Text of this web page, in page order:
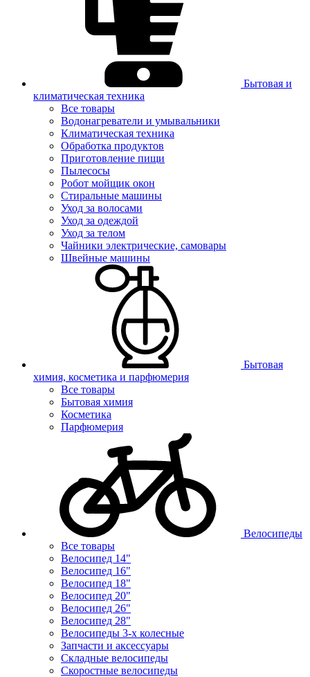
Бытовая и
климатическая техника
Все товары
Водонагреватели и умывальники
Климатическая техника
Обработка продуктов
Приготовление пищи
Пылесосы
Робот мойщик окон
Стиральные машины
Уход за волосами
Уход за одеждой
Уход за телом
Чайники электрические, самовары
Швейные машины
Бытовая
химия, косметика и парфюмерия
Все товары
Бытовая химия
Косметика
Парфюмерия
Велосипеды
Все товары
Велосипед 14"
Велосипед 16"
Велосипед 18"
Велосипед 20"
Велосипед 26"
Велосипед 28"
Велосипеды 3-х колесные
Запчасти и аксессуары
Складные велосипеды
Скоростные велосипеды